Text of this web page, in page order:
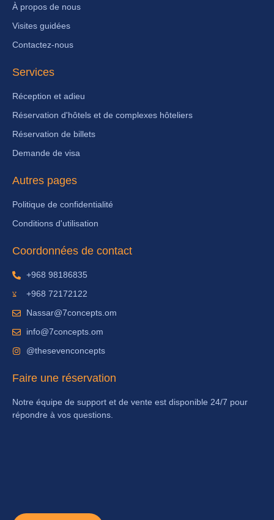
À propos de nous
Visites guidées
Contactez-nous
Services
Réception et adieu
Réservation d'hôtels et de complexes hôteliers
Réservation de billets
Demande de visa
Autres pages
Politique de confidentialité
Conditions d'utilisation
Coordonnées de contact
+968 98186835
+968 72172122
Nassar@7concepts.om
info@7concepts.om
@thesevenconcepts
Faire une réservation
Notre équipe de support et de vente est disponible 24/7 pour
répondre à vos questions.